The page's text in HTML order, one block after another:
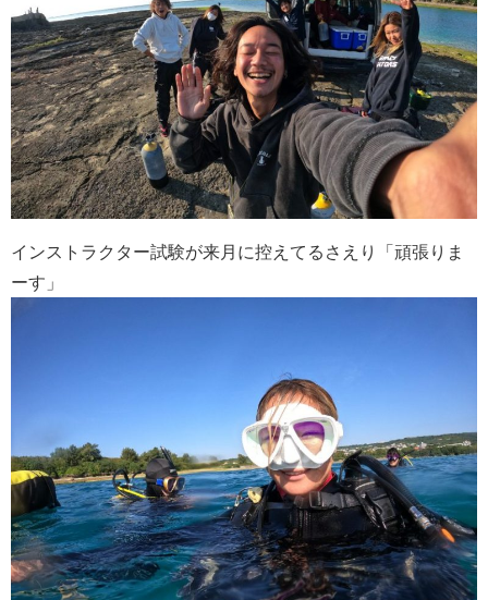
インストラクター試験が来月に控えてるさえり「頑張りま
ーす」